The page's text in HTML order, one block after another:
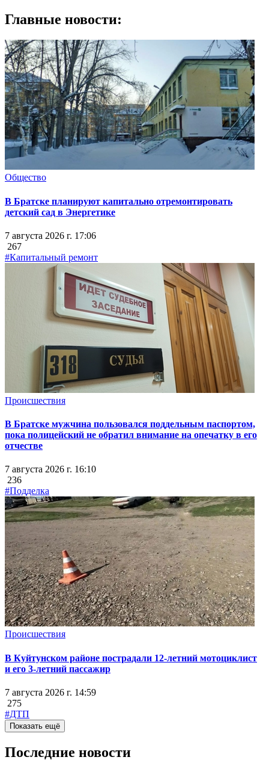
Главные новости:
Общество
В Братске планируют капитально отремонтировать
детский сад в Энергетике
7 августа 2026 г. 17:06
267
#Капитальный ремонт
Происшествия
В Братске мужчина пользовался поддельным паспортом,
пока полицейский не обратил внимание на опечатку в его
отчестве
7 августа 2026 г. 16:10
236
#Подделка
Происшествия
В Куйтунском районе пострадали 12-летний мотоциклист
и его 3-летний пассажир
7 августа 2026 г. 14:59
275
#ДТП
Показать ещё
Последние новости